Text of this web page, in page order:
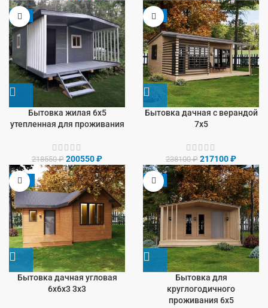
-8%
Бытовка жилая 6х5
утепленная для проживания
218550₽ 200550₽
-9%
Бытовка дачная с верандой
7х5
238100₽ 217100₽
-13%
Бытовка дачная угловая
6х6х3 3х3
-9%
Бытовка для
круглогодичного
проживания 6х5